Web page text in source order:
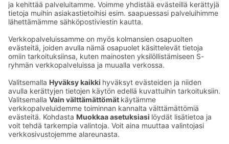
Ota yhteyttä
Hotellien yhteystiedot
Asiakaspalvelun yhteystiedot›
Palaute
Anna palautetta
Sokos Hotels uutiskirje
Tilaa uutiskirje
Saat Sokos Hotellien uusimmat
edut ja uutiset sähköpostiisi
kuukausittain.
Palkinnot ja sertifikaatit
Sokos Hotels somessa
Sokos Hotels
Facebookissa
Sokos Hotels
Sokos
Hotels
Sokos
Hotels